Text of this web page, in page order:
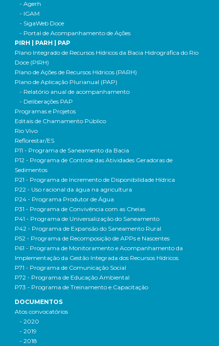
- Agerh
- IGAM
- SigaWeb Doce
- Portal de Acompanhamento de Ações
PIRH | PARH | PAP
Plano Integrado de Recursos Hídricos da Bacia Hidrográfica do Rio
Doce (PIRH)
Plano de Ações de Recursos Hídricos (PARH)
Plano de Aplicação Plurianual (PAP)
- Relatório anual de acompanhamento
- Deliberações PAP
Programas e Projetos
Editais de Chamamento Público
Rio Vivo
Reflorestar/ES
P11 - Programa de Saneamento da Bacia
P12 - Programa de Controle das Atividades Geradoras de
Sedimentos
P21 - Programa de Incremento de Disponibilidade Hídrica
P22 - Uso racional da água na agricultura
P24 - Programa Produtor de Água
P31 - Programa de Convivência com as Cheias
P41 - Programa de Universalização do Saneamento
P42 - Programa de Expansão do Saneamento Rural
P52 - Programa de Recomposição de APPs e Nascentes
P61 - Programa de Monitoramento e Acompanhamento da
Implementação da Gestão Integrada dos Recursos Hídricos
P71 - Programa de Comunicação Social
P72 - Programa de Educação Ambiental
P73 - Programa de Treinamento e Capacitação
DOCUMENTOS
Atos convocatórios
- 2020
- 2019
- 2018